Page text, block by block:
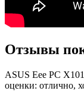
Отзывы
ASUS Eee PC
оценки: отлично,